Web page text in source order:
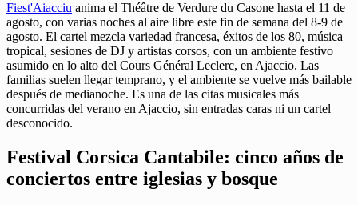
Fiest'Aiacciu anima el Théâtre de Verdure du Casone hasta el 11 de
agosto, con varias noches al aire libre este fin de semana del 8-9 de
agosto. El cartel mezcla variedad francesa, éxitos de los 80, música
tropical, sesiones de DJ y artistas corsos, con un ambiente festivo
asumido en lo alto del Cours Général Leclerc, en Ajaccio. Las
familias suelen llegar temprano, y el ambiente se vuelve más bailable
después de medianoche. Es una de las citas musicales más
concurridas del verano en Ajaccio, sin entradas caras ni un cartel
desconocido.
Festival Corsica Cantabile: cinco años de
conciertos entre iglesias y bosque